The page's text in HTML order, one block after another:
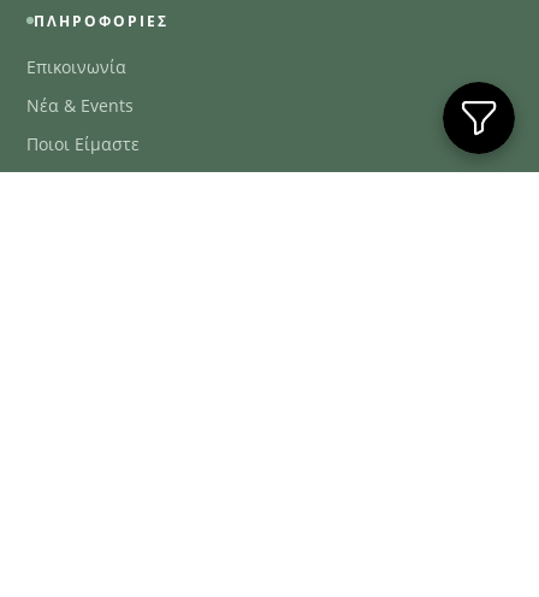
ΠΛΗΡΟΦΟΡΊΕΣ
Επικοινωνία
Νέα & Events
Ποιοι Είμαστε